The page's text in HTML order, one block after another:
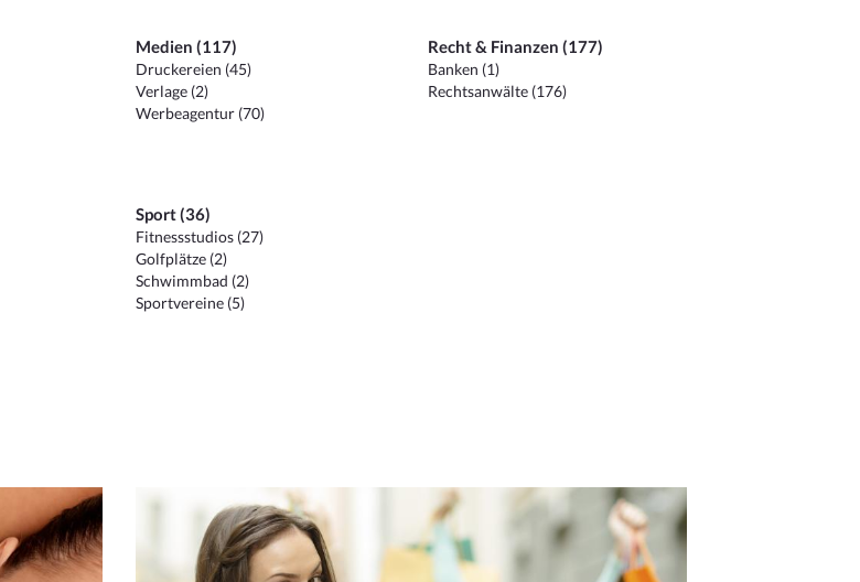
Medien (117)
Druckereien (45)
Verlage (2)
Werbeagentur (70)
Recht & Finanzen (177)
Banken (1)
Rechtsanwälte (176)
Sport (36)
Fitnessstudios (27)
Golfplätze (2)
Schwimmbad (2)
Sportvereine (5)